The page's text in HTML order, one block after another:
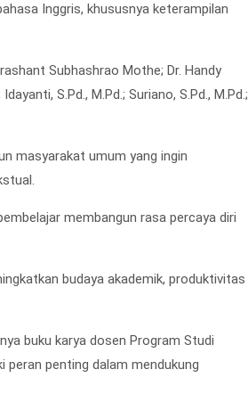
Inggris, khususnya keterampilan
Subhashrao Mothe; Dr. Handy
S.Pd., M.Pd.; Suriano, S.Pd., M.Pd.;
masyarakat umum yang ingin
membangun rasa percaya diri
budaya akademik, produktivitas
buku karya dosen Program Studi
peran penting dalam mendukung